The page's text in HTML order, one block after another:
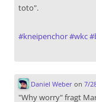
toto".
#kneipenchor#wkc#
Daniel Weberon 7/
"Why worry" fragt